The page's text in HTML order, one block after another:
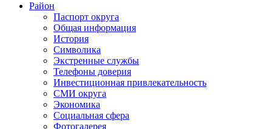
Район
Паспорт округа
Общая информация
История
Символика
Экстренные службы
Телефоны доверия
Инвестиционная привлекательность
СМИ округа
Экономика
Социальная сфера
Фотогалерея